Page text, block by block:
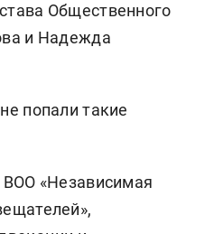
Общественного
и Надежда
попали такие
«Независимая